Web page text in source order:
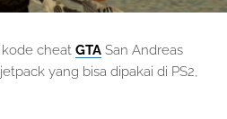
cheat GTA San Andreas
yang bisa dipakai di PS2,